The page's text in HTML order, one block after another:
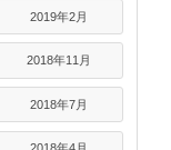
2019年2月
2018年11月
2018年7月